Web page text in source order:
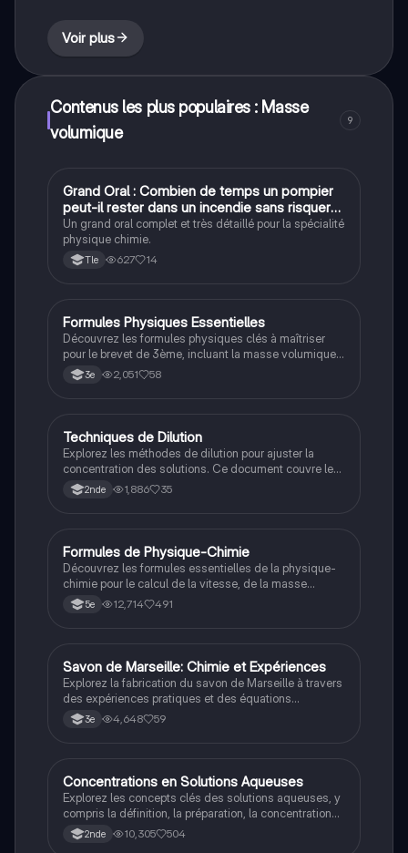
physique-chimie.
Voir plus
Contenus les plus populaires : Masse
volumique
9
Physique/Chimie
Grand Oral : Combien de temps un pompier
peut-il rester dans un incendie sans risquer
de se brûler ?
Un grand oral complet et très détaillé pour la spécialité
physique chimie.
Tle 627 14
Physique/Chimie
Formules Physiques Essentielles
Découvrez les formules physiques clés à maîtriser
pour le brevet de 3ème, incluant la masse volumique,
la vitesse, le poids, l'énergie cinétique, la loi d'Ohm, et
la puissance électrique. Ce résumé pratique vous
3e 2,051 58
Physique/Chimie
Techniques de Dilution
Explorez les méthodes de dilution pour ajuster la
concentration des solutions. Ce document couvre le
matériel nécessaire, le protocole détaillé, et des
exemples de calculs de dilution. Idéal pour les
2nde 1,886 35
Physique/Chimie
Formules de Physique-Chimie
Découvrez les formules essentielles de la physique-
chimie pour le calcul de la vitesse, de la masse
volumique et des concepts d'électricité. Ce résumé
couvre les relations entre distance, temps, masse,
5e 12,714 491
Physique/Chimie
Savon de Marseille: Chimie et Expériences
Explorez la fabrication du savon de Marseille à travers
des expériences pratiques et des équations
chimiques. Ce document couvre la masse volumique,
les réactions chimiques impliquées, et les propriétés
3e 4,648 59
Physique/Chimie
Concentrations en Solutions Aqueuses
Explorez les concepts clés des solutions aqueuses, y
compris la définition, la préparation, la concentration
en masse, et les méthodes de dilution. Ce résumé
aborde également le dosage par étalonnage et la
2nde 10,305 504